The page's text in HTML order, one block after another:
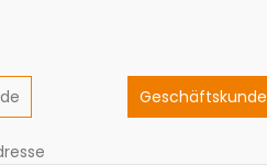
Geschäftskunde